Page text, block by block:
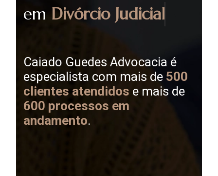
em Divórcio Judicial
Caiado Guedes Advocacia é
especialista com mais de 500
clientes atendidos e mais de
600 processos em
andamento.